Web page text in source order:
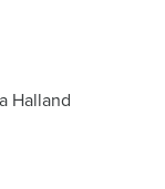
Halland